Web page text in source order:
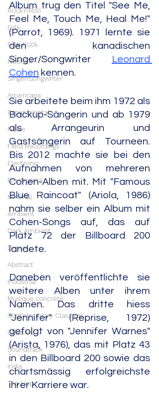
Rock'n'Roll
Folk
Folk Rock
Neofolk
Singer/Songwriter
Americana
Experimental
Noise
Field Recordings
Electronic
Electronica
Minimal
Ambient
Dark Ambient
Drone
Abstract
Industrial
Musique concrète
Contemporary Classical
Classical
Soundtrack
India
Trip Hop
Album trug den Titel "See Me,
Feel Me, Touch Me, Heal Me!"
(Parrot, 1969). 1971 lernte sie
den kanadischen
Singer/Songwriter
Leonard
Cohen kennen.
Sie arbeitete beim ihm 1972 als
Backup-Sängerin und ab 1979
als Arrangeurin und
Gastsängerin auf Tourneen.
Bis 2012 machte sie bei den
Aufnahmen von mehreren
Cohen-Alben mit. Mit "Famous
Blue Raincoat" (Ariola, 1986)
nahm sie selber ein Album mit
Cohen-Songs auf, das auf
Platz 72 der Billboard 200
landete.
Daneben veröffentlichte sie
weitere Alben unter ihrem
Namen. Das dritte hiess
"Jennifer" (Reprise, 1972)
gefolgt von "Jennifer Warnes"
(Arista, 1976), das mit Platz 43
in den Billboard 200 sowie das
chartsmässig erfolgreichste
ihrer Karriere war.